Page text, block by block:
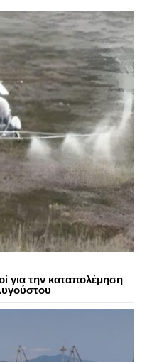
για την καταπολέμηση